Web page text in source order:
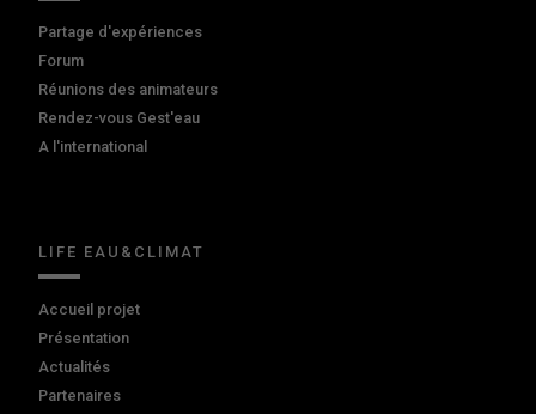
Partage d'expériences
Forum
Réunions des animateurs
Rendez-vous Gest'eau
A l'international
LIFE EAU&CLIMAT
Accueil projet
Présentation
Actualités
Partenaires